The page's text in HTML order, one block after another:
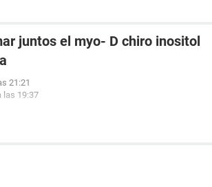
juntos el myo- D chiro inositol
21:21
las 19:37